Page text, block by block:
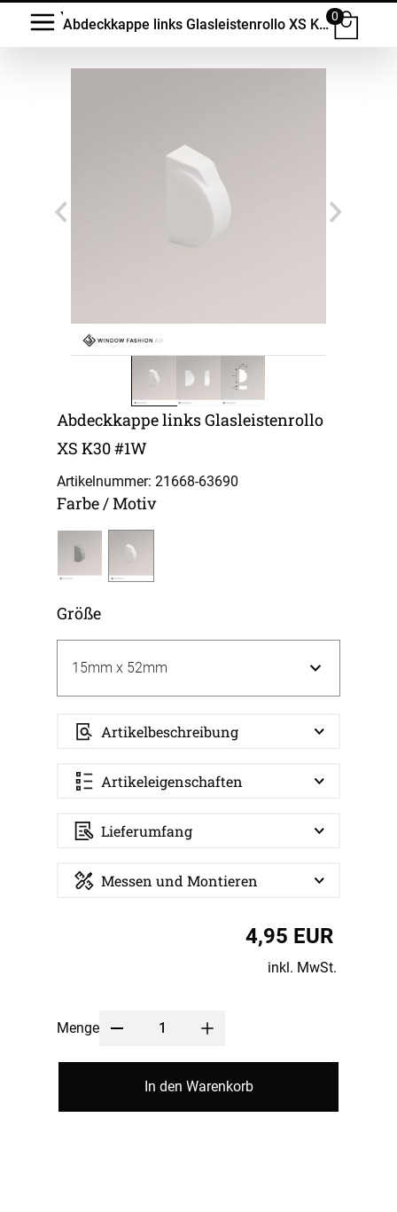
Abdeckkappe links Glasleistenrollo XS K30 #1W
0
Abdeckkappe links Glasleistenrollo
XS K30 #1W
Artikelnummer: 21668-63690
Farbe / Motiv
Größe
Artikelbeschreibung
Artikeleigenschaften
Lieferumfang
Messen und Montieren
4,95 EUR
inkl. MwSt.
Menge
In den Warenkorb